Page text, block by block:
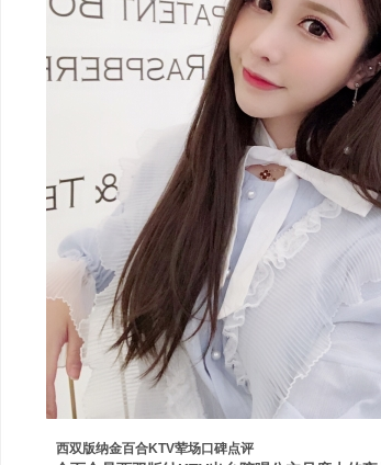
西双版纳金百合KTV荤场口碑点评